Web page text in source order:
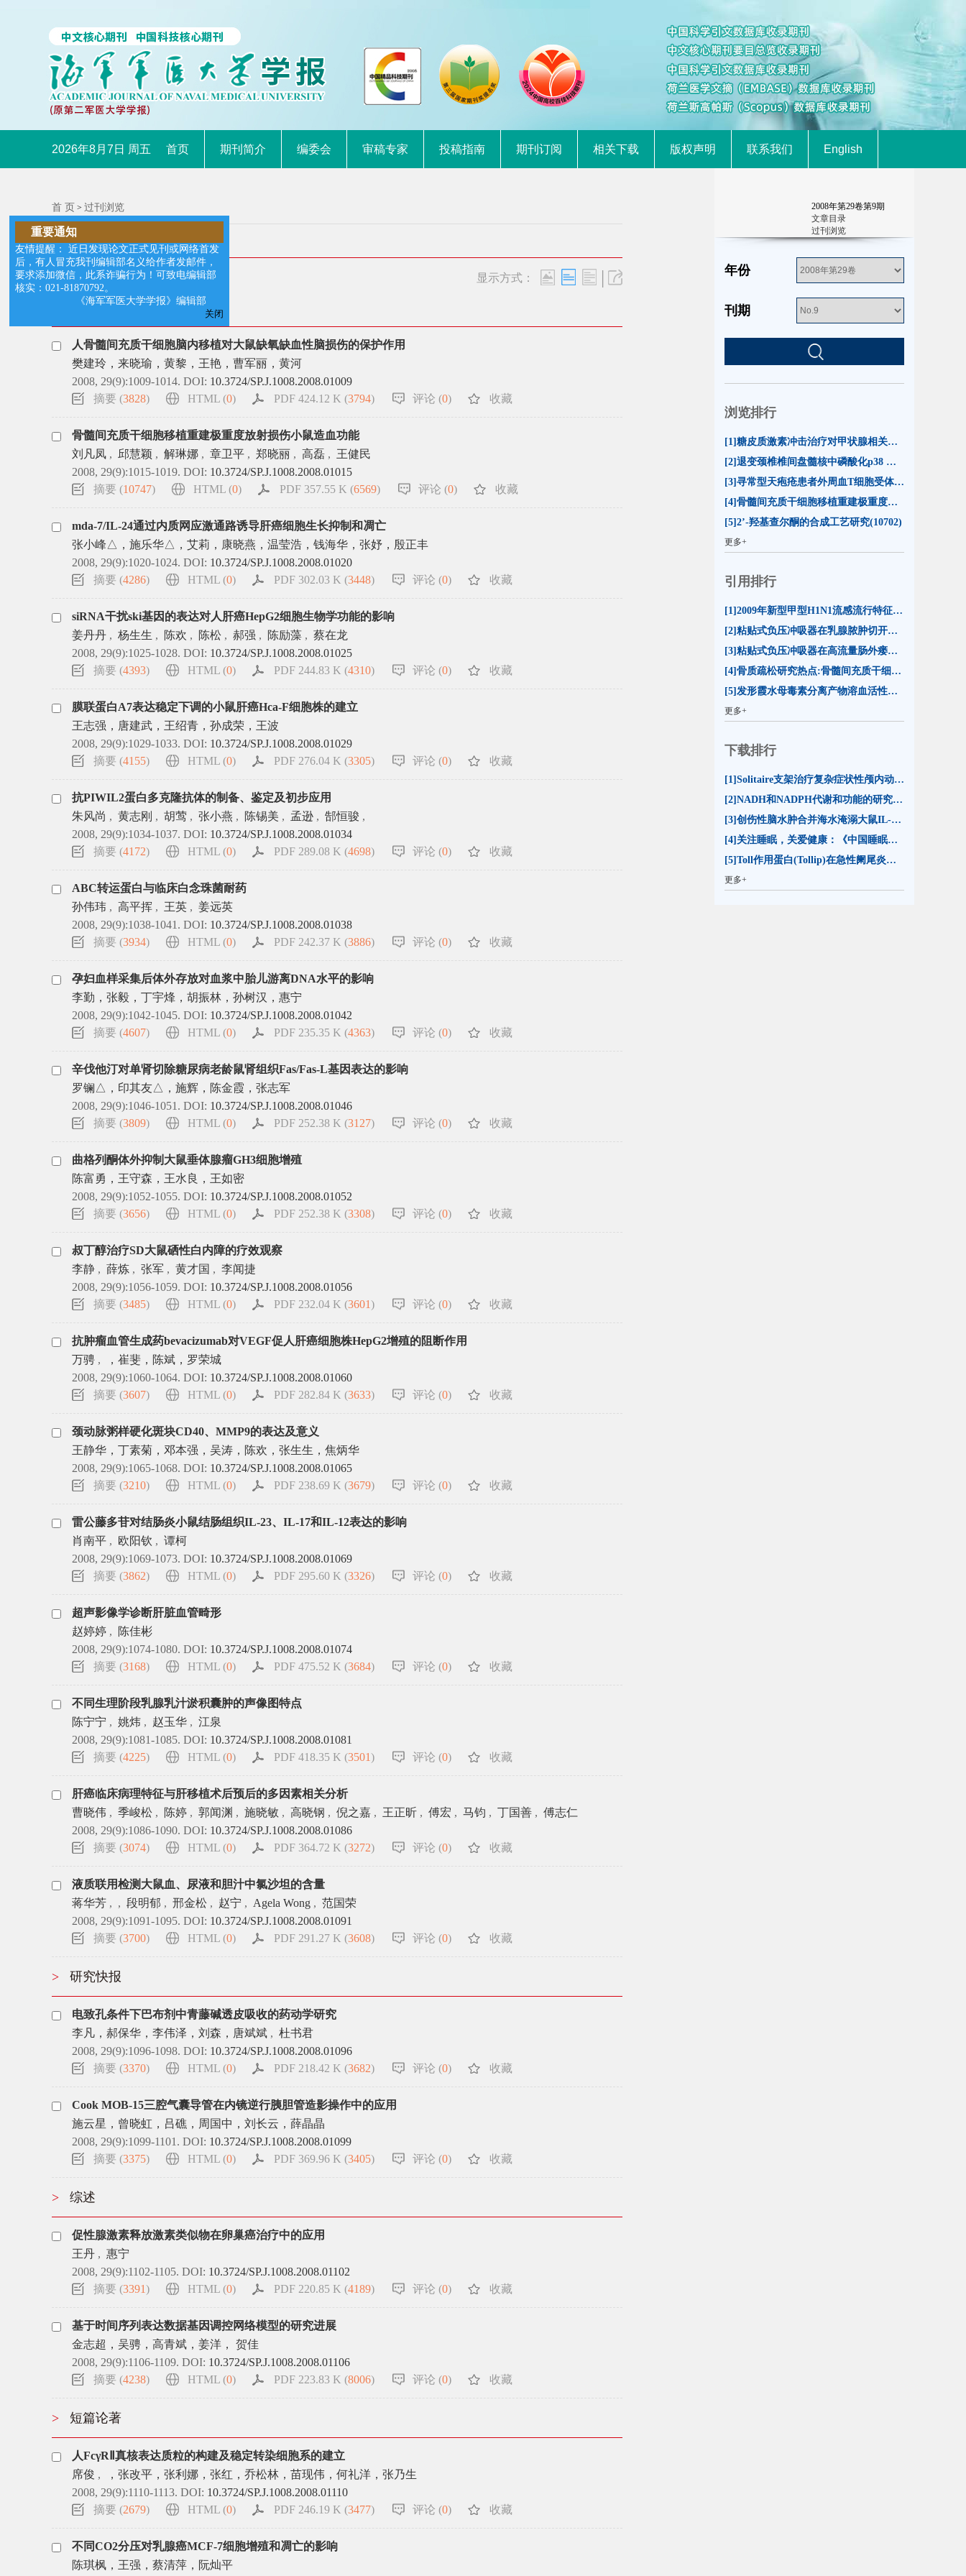
2026年8月7日 周五 首页 期刊简介 编委会 审稿专家 投稿指南 期刊订阅 相关下载 版权声明 联系我们 English
首 页 > 过刊浏览
2008年第29卷第9期文章目次
全 选 显示方式： |
论著
人骨髓间充质干细胞脑内移植对大鼠缺氧缺血性脑损伤的保护作用
樊建玲，来晓瑜，黄黎，王艳，曹军丽，黄河
2008, 29(9):1009-1014. DOI: 10.3724/SP.J.1008.2008.01009
摘要 (3828) HTML (0) PDF 424.12 K (3794) 评论 (0) 收藏
骨髓间充质干细胞移植重建极重度放射损伤小鼠造血功能
刘凡凤 , 邱慧颖 , 解琳娜 , 章卫平 , 郑晓丽 , 高磊 , 王健民
2008, 29(9):1015-1019. DOI: 10.3724/SP.J.1008.2008.01015
摘要 (10747) HTML (0) PDF 357.55 K (6569) 评论 (0) 收藏
mda-7/IL-24通过内质网应激通路诱导肝癌细胞生长抑制和凋亡
张小峰△，施乐华△，艾莉，康晓燕，温莹浩，钱海华，张妤，殷正丰
2008, 29(9):1020-1024. DOI: 10.3724/SP.J.1008.2008.01020
摘要 (4286) HTML (0) PDF 302.03 K (3448) 评论 (0) 收藏
siRNA干扰ski基因的表达对人肝癌HepG2细胞生物学功能的影响
姜丹丹 , 杨生生 , 陈欢 , 陈松 , 郝强 , 陈励藻 , 蔡在龙
2008, 29(9):1025-1028. DOI: 10.3724/SP.J.1008.2008.01025
摘要 (4393) HTML (0) PDF 244.83 K (4310) 评论 (0) 收藏
膜联蛋白A7表达稳定下调的小鼠肝癌Hca-F细胞株的建立
王志强，唐建武，王绍青，孙成荣，王波
2008, 29(9):1029-1033. DOI: 10.3724/SP.J.1008.2008.01029
摘要 (4155) HTML (0) PDF 276.04 K (3305) 评论 (0) 收藏
抗PIWIL2蛋白多克隆抗体的制备、鉴定及初步应用
朱风尚 , 黄志刚 , 胡莺 , 张小燕 , 陈锡美 , 孟逊 , 郜恒骏 ,
2008, 29(9):1034-1037. DOI: 10.3724/SP.J.1008.2008.01034
摘要 (4172) HTML (0) PDF 289.08 K (4698) 评论 (0) 收藏
ABC转运蛋白与临床白念珠菌耐药
孙伟玮 , 高平挥 , 王英 , 姜远英
2008, 29(9):1038-1041. DOI: 10.3724/SP.J.1008.2008.01038
摘要 (3934) HTML (0) PDF 242.37 K (3886) 评论 (0) 收藏
孕妇血样采集后体外存放对血浆中胎儿游离DNA水平的影响
李勤，张毅，丁宇烽，胡振林，孙树汉，惠宁
2008, 29(9):1042-1045. DOI: 10.3724/SP.J.1008.2008.01042
摘要 (4607) HTML (0) PDF 235.35 K (4363) 评论 (0) 收藏
辛伐他汀对单肾切除糖尿病老龄鼠肾组织Fas/Fas-L基因表达的影响
罗镧△，印其友△，施辉，陈金霞，张志军
2008, 29(9):1046-1051. DOI: 10.3724/SP.J.1008.2008.01046
摘要 (3809) HTML (0) PDF 252.38 K (3127) 评论 (0) 收藏
曲格列酮体外抑制大鼠垂体腺瘤GH3细胞增殖
陈富勇，王守森，王水良，王如密
2008, 29(9):1052-1055. DOI: 10.3724/SP.J.1008.2008.01052
摘要 (3656) HTML (0) PDF 252.38 K (3308) 评论 (0) 收藏
叔丁醇治疗SD大鼠硒性白内障的疗效观察
李静 , 薛炼 , 张军 , 黄才国 , 李闻捷
2008, 29(9):1056-1059. DOI: 10.3724/SP.J.1008.2008.01056
摘要 (3485) HTML (0) PDF 232.04 K (3601) 评论 (0) 收藏
抗肿瘤血管生成药bevacizumab对VEGF促人肝癌细胞株HepG2增殖的阻断作用
万骋 ,
，崔斐，陈斌，罗荣城
2008, 29(9):1060-1064. DOI: 10.3724/SP.J.1008.2008.01060
摘要 (3607) HTML (0) PDF 282.84 K (3633) 评论 (0) 收藏
颈动脉粥样硬化斑块CD40、MMP9的表达及意义
王静华，丁素菊，邓本强，吴涛，陈欢，张生生，焦炳华
2008, 29(9):1065-1068. DOI: 10.3724/SP.J.1008.2008.01065
摘要 (3210) HTML (0) PDF 238.69 K (3679) 评论 (0) 收藏
雷公藤多苷对结肠炎小鼠结肠组织IL-23、IL-17和IL-12表达的影响
肖南平 , 欧阳钦 , 谭柯
2008, 29(9):1069-1073. DOI: 10.3724/SP.J.1008.2008.01069
摘要 (3862) HTML (0) PDF 295.60 K (3326) 评论 (0) 收藏
超声影像学诊断肝脏血管畸形
赵婷婷 ,
陈佳彬
2008, 29(9):1074-1080. DOI: 10.3724/SP.J.1008.2008.01074
摘要 (3168) HTML (0) PDF 475.52 K (3684) 评论 (0) 收藏
不同生理阶段乳腺乳汁淤积囊肿的声像图特点
陈宁宁 , 姚炜 , 赵玉华 , 江泉
2008, 29(9):1081-1085. DOI: 10.3724/SP.J.1008.2008.01081
摘要 (4225) HTML (0) PDF 418.35 K (3501) 评论 (0) 收藏
肝癌临床病理特征与肝移植术后预后的多因素相关分析
曹晓伟 , 季峻松 , 陈婷 , 郭闻渊 , 施晓敏 , 高晓钢 , 倪之嘉 , 王正昕 , 傅宏 , 马钧 , 丁国善 , 傅志仁
2008, 29(9):1086-1090. DOI: 10.3724/SP.J.1008.2008.01086
摘要 (3074) HTML (0) PDF 364.72 K (3272) 评论 (0) 收藏
液质联用检测大鼠血、尿液和胆汁中氯沙坦的含量
蒋华芳 , , 段明郁 , 邢金松 , 赵宁 , Agela Wong , 范国荣
2008, 29(9):1091-1095. DOI: 10.3724/SP.J.1008.2008.01091
摘要 (3700) HTML (0) PDF 291.27 K (3608) 评论 (0) 收藏
> 研究快报
电致孔条件下巴布剂中青藤碱透皮吸收的药动学研究
李凡，郝保华，李伟泽，刘森，唐斌斌 , 杜书君
2008, 29(9):1096-1098. DOI: 10.3724/SP.J.1008.2008.01096
摘要 (3370) HTML (0) PDF 218.42 K (3682) 评论 (0) 收藏
Cook MOB-15三腔气囊导管在内镜逆行胰胆管造影操作中的应用
施云星，曾晓虹，吕礁，周国中，刘长云，薛晶晶
2008, 29(9):1099-1101. DOI: 10.3724/SP.J.1008.2008.01099
摘要 (3375) HTML (0) PDF 369.96 K (3405) 评论 (0) 收藏
> 综述
促性腺激素释放激素类似物在卵巢癌治疗中的应用
王丹 , 惠宁
2008, 29(9):1102-1105. DOI: 10.3724/SP.J.1008.2008.01102
摘要 (3391) HTML (0) PDF 220.85 K (4189) 评论 (0) 收藏
基于时间序列表达数据基因调控网络模型的研究进展
金志超，吴骋，高青斌，姜洋， 贺佳
2008, 29(9):1106-1109. DOI: 10.3724/SP.J.1008.2008.01106
摘要 (4238) HTML (0) PDF 223.83 K (8006) 评论 (0) 收藏
> 短篇论著
人FcγRⅡ真核表达质粒的构建及稳定转染细胞系的建立
席俊 ,
，张改平，张利娜，张红，乔松林，苗现伟，何礼洋，张乃生
2008, 29(9):1110-1113. DOI: 10.3724/SP.J.1008.2008.01110
摘要 (2679) HTML (0) PDF 246.19 K (3477) 评论 (0) 收藏
不同CO2分压对乳腺癌MCF-7细胞增殖和凋亡的影响
陈琪枫，王强，蔡清萍，阮灿平
2008年第29卷第9期
文章目录
过刊浏览
年份
刊期
浏览排行
[1]糖皮质激素冲击治疗对甲状腺相关眼病患者泪膜脂质层厚度的影响(55078)
[2]退变颈椎椎间盘髓核中磷酸化p38 MAPK的表达(13274)
[3]寻常型天疱疮患者外周血T细胞受体β链可变区CDR3基因克隆谱型分析(11015)
[4]骨髓间充质干细胞移植重建极重度放射损伤小鼠造血功能(10747)
[5]2’-羟基查尔酮的合成工艺研究(10702)
更多+
引用排行
[1]2009年新型甲型H1N1流感流行特征及防控措施(16)
[2]粘贴式负压冲吸器在乳腺脓肿切开引流治疗中的应用(13)
[3]粘贴式负压冲吸器在高流量肠外瘘合并切口裂开治疗中的应用(13)
[4]骨质疏松研究热点:骨髓间充质干细胞分化命运(13)
[5]发形霞水母毒素分离产物溶血活性的比较及其影响因素分析(12)
更多+
下载排行
[1]Solitaire支架治疗复杂症状性颅内动脉狭窄的初步评价(23598)
[2]NADH和NADPH代谢和功能的研究进展(20599)
[3]创伤性脑水肿合并海水淹溺大鼠IL-1β和TNF-α表达的变化(15467)
[4]关注睡眠，关爱健康：《中国睡眠研究报告2023》解读(15141)
[5]Toll作用蛋白(Tollip)在急性阑尾炎时的表达(14409)
更多+
重要通知
友情提醒： 近日发现论文正式见刊或网络首发
后，有人冒充我刊编辑部名义给作者发邮件，
要求添加微信，此系诈骗行为！可致电编辑部
核实：021-81870792。
《海军军医大学学报》编辑部
关闭